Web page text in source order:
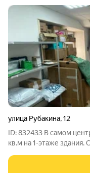
улица Рубакина,12
ID: 832433 В самом
кв.м на 1-этаже здания.
красоты, офис.